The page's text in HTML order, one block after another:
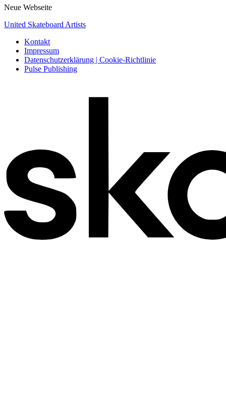
Neue Webseite
United Skateboard Artists
Kontakt
Impressum
Datenschutzerklärung | Cookie-Richtlinie
Pulse Publishing